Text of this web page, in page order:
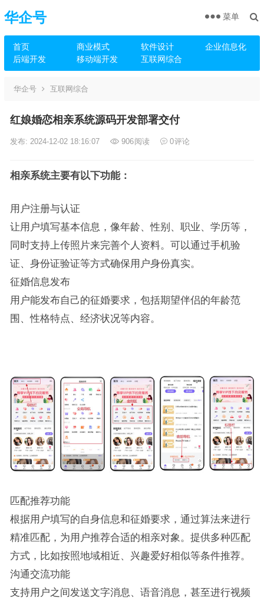
华企号
首页 商业模式 软件设计
企业信息化
后端开发
移动端开发 互联网综合
菜单
华企号 互联网综合
红娘婚恋相亲系统源码开发部署交付
发布: 2024-12-02 18:16:07 906阅读 0评论
相亲系统主要有以下功能：
用户注册与认证
让用户填写基本信息，像年龄、性别、职业、学历等，
同时支持上传照片来完善个人资料。可以通过手机验
证、身份证验证等方式确保用户身份真实。
征婚信息发布
用户能发布自己的征婚要求，包括期望伴侣的年龄范
围、性格特点、经济状况等内容。
匹配推荐功能
根据用户填写的自身信息和征婚要求，通过算法来进行
精准匹配，为用户推荐合适的相亲对象。提供多种匹配
方式，比如按照地域相近、兴趣爱好相似等条件推荐。
沟通交流功能
支持用户之间发送文字消息、语音消息，甚至进行视频